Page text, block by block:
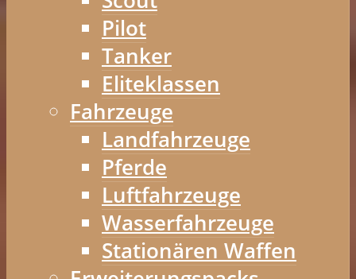
Pilot
Tanker
Eliteklassen
Fahrzeuge
Landfahrzeuge
Pferde
Luftfahrzeuge
Wasserfahrzeuge
Stationären Waffen